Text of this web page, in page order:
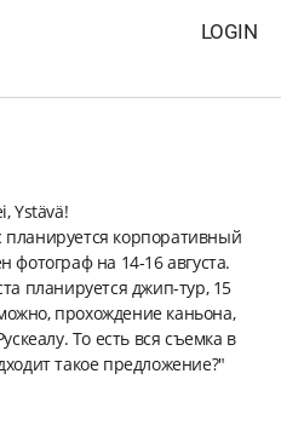
LOGIN
Ystävä!
планируется корпоративный
на 14-16 августа.
планируется джип-тур, 15
прохождение каньона,
То есть вся съемка в
такое предложение?"